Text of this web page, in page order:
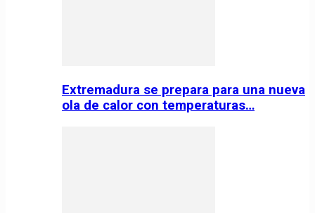
Extremadura se prepara para una nueva
ola de calor con temperaturas…